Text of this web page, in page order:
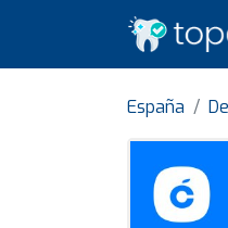
España